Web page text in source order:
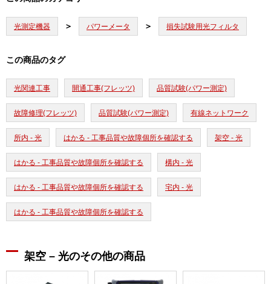
光測定機器 パワーメータ 損失試験用光フィルタ
この商品のタグ
光関連工事 開通工事(フレッツ) 品質試験(パワー測定)
故障修理(フレッツ) 品質試験(パワー測定) 有線ネットワーク
所内 - 光 はかる - 工事品質や故障個所を確認する 架空 - 光
はかる - 工事品質や故障個所を確認する 構内 - 光
はかる - 工事品質や故障個所を確認する 宅内 - 光
はかる - 工事品質や故障個所を確認する
架空 – 光のその他の商品